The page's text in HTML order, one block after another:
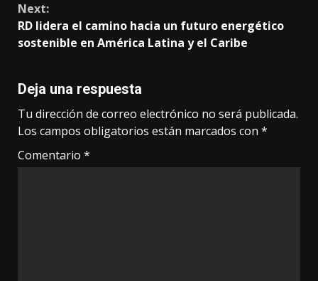
Next:
RD lidera el camino hacia un futuro energético
sostenible en América Latina y el Caribe
Deja una respuesta
Tu dirección de correo electrónico no será publicada.
Los campos obligatorios están marcados con *
Comentario *